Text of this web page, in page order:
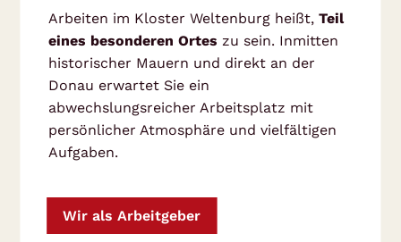
Arbeiten im Kloster Weltenburg heißt,Teil
eines besonderen Ortes zu sein. Inmitten
historischer Mauern und direkt an der
Donau erwartet Sie ein
abwechslungsreicher Arbeitsplatz mit
persönlicher Atmosphäre und vielfältigen
Aufgaben.
Wir als Arbeitgeber